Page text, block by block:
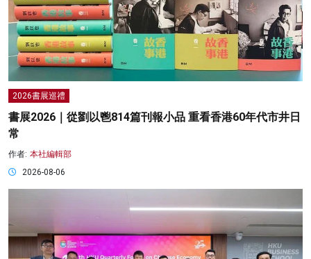
2026書展巡禮
書展2026｜從劉以鬯814篇刊報小品 重看香港60年代市井日
常
作者: 本社編輯部
2026-08-06